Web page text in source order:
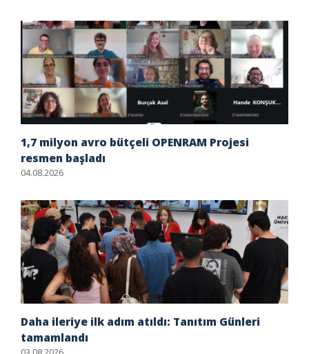
1,7 milyon avro bütçeli OPENRAM Projesi
resmen başladı
04.08.2026
Daha ileriye ilk adım atıldı: Tanıtım Günleri
tamamlandı